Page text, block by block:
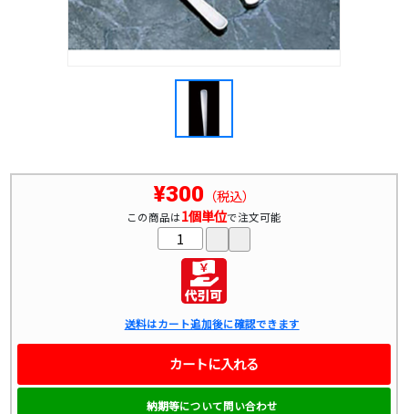
¥300 （税込）
この商品は1個単位で注文可能
送料はカート追加後に確認できます
カートに入れる
納期等について問い合わせ